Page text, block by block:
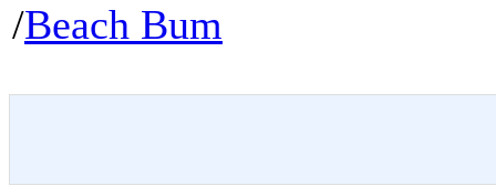
/Beach Bum